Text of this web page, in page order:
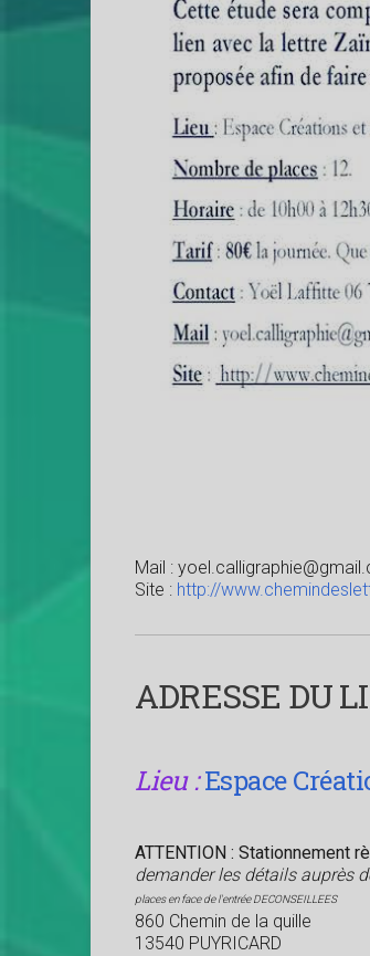
Mail :
Site : http://
ADRESSE DU
Lieu :Espace
ATTENTION : Stationnement
demander les détails auprès
places en face de l'entrée DECONSEILLEES
860 Chemin de la quille
13540 PUYRICARD